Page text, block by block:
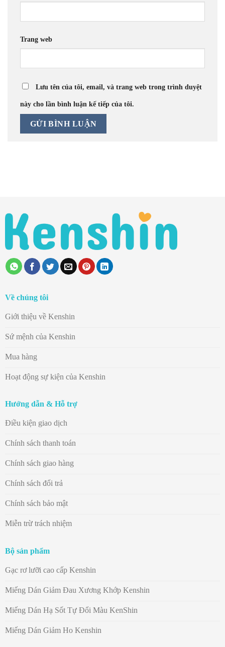
Trang web
Lưu tên của tôi, email, và trang web trong trình duyệt
này cho lần bình luận kế tiếp của tôi.
Về chúng tôi
Giới thiệu về Kenshin
Sứ mệnh của Kenshin
Mua hàng
Hoạt động sự kiện của Kenshin
Hướng dẫn & Hỗ trợ
Điều kiện giao dịch
Chính sách thanh toán
Chính sách giao hàng
Chính sách đổi trả
Chính sách bảo mật
Miễn trừ trách nhiệm
Bộ sản phẩm
Gạc rơ lưỡi cao cấp Kenshin
Miếng Dán Giảm Đau Xương Khớp Kenshin
Miếng Dán Hạ Sốt Tự Đổi Màu KenShin
Miếng Dán Giảm Ho Kenshin